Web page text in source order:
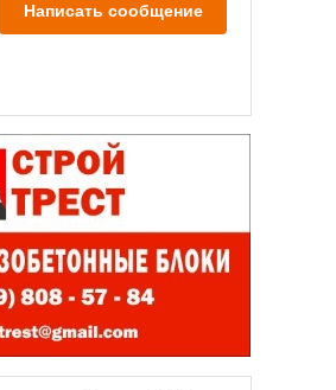
Написать сообщение